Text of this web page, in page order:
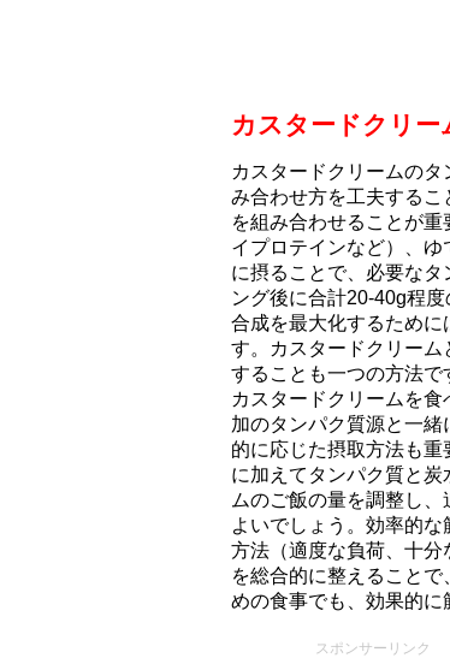
カスタードクリー
カスタードクリームの
み合わせ方を工夫する
を組み合わせることが
イプロテインなど）、
に摂ることで、必要な
ング後に合計20-40g程
合成を最大化するため
す。カスタードクリー
することも一つの方法で
カスタードクリームを
加のタンパク質源と一
的に応じた摂取方法も
に加えてタンパク質と
ムのご飯の量を調整し
よいでしょう。効率的
方法（適度な負荷、十
を総合的に整えること
めの食事でも、効果的に
スポンサーリンク